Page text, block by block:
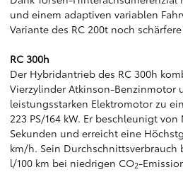
und einem adaptiven variablen
Variante des RC 200t noch
RC 300h
Der Hybridantrieb des RC 300h
Vierzylinder Atkinson-Benzinmotor
leistungsstarken Elektromotor zu
223 PS/164 kW. Er beschleunigt
Sekunden und erreicht eine
km/h. Sein
l/100 km bei niedrigen CO2-